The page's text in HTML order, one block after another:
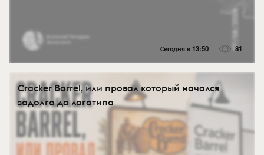
Сегодня в 13:50 81
Cracker Barrel, или провал который начался
задолго до логотипа